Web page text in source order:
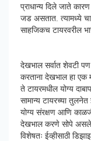
प्राधान्य दिले जाते
जड असतात. त्यामध्ये
साहजिकच टायरवरील
देखभाल सर्वात शेवटी पण
करताना देखभाल हा एक
ते टायरमधील योग्य
सामान्य टायरच्या
योग्य संरक्षण आणि
देखभाल करणे सोपे असले
विशेषतः ईव्हीसाठी